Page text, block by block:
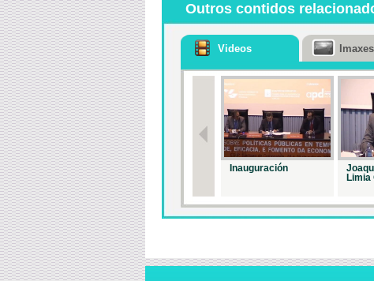
Outros contidos
Videos
Inauguración
Limia
Imaxes